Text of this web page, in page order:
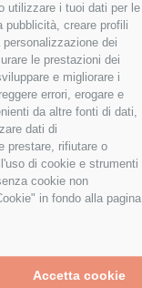
utilizzare i tuoi dati per le
creare profili
dei
le prestazioni dei
e migliorare i
errori, erogare e
da altre fonti di dati,
dati di
prestare, rifiutare o
di cookie e strumenti
cookie non
in fondo alla pagina
Accetta cookie